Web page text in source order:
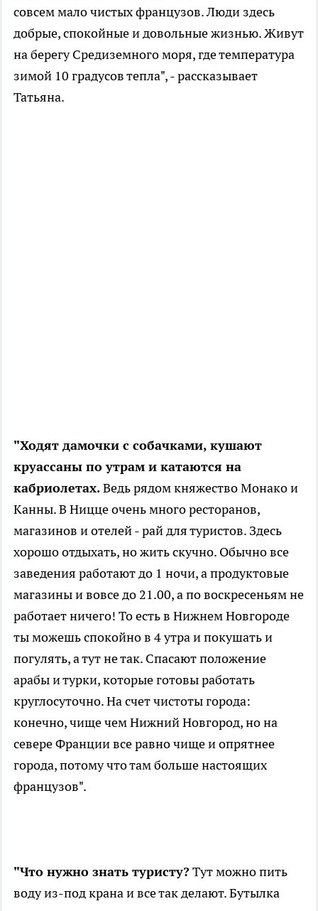
совсем мало чистых французов. Люди здесь
добрые, спокойные и довольные жизнью. Живут
на берегу Средиземного моря, где температура
зимой 10 градусов тепла", - рассказывает
Татьяна.
"Ходят дамочки с собачками, кушают
круассаны по утрам и катаются на
кабриолетах.Ведь рядом княжество Монако и
Канны. В Ницце очень много ресторанов,
магазинов и отелей - рай для туристов. Здесь
хорошо отдыхать, но жить скучно. Обычно все
заведения работают до 1 ночи, а продуктовые
магазины и вовсе до 21.00, а по воскресеньям не
работает ничего! То есть в Нижнем Новгороде
ты можешь спокойно в 4 утра и покушать и
погулять, а тут не так. Спасают положение
арабы и турки, которые готовы работать
круглосуточно. На счет чистоты города:
конечно, чище чем Нижний Новгород, но на
севере Франции все равно чище и опрятнее
города, потому что там больше настоящих
французов".
"Что нужно знать туристу?Тут можно пить
воду из-под крана и все так делают. Бутылка